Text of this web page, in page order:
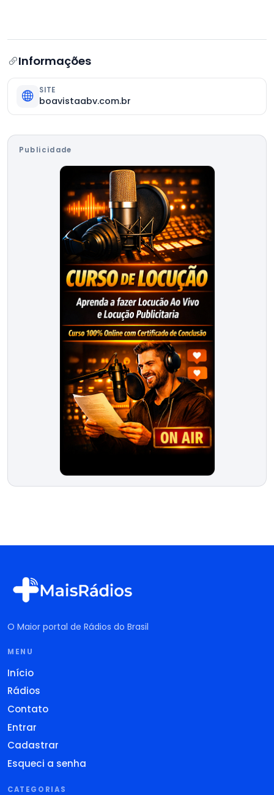
Informações
SITE
boavistaabv.com.br
Publicidade
O Maior portal de Rádios do Brasil
MENU
Início
Rádios
Contato
Entrar
Cadastrar
Esqueci a senha
CATEGORIAS